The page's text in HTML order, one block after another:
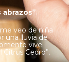
abrazos”
veo de niña
una lluvia de
vive
Cedro”.